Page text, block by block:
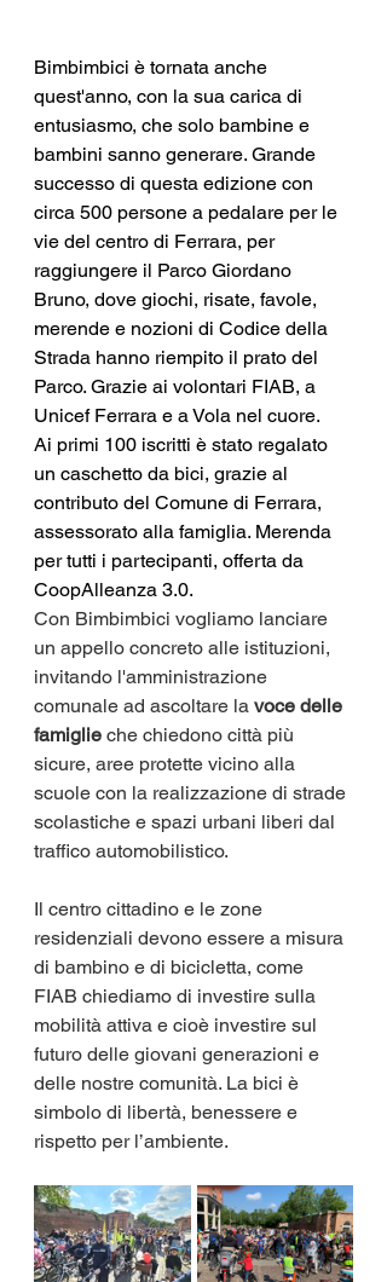
Bimbimbici è tornata anche
quest'anno, con la sua carica di
entusiasmo, che solo bambine e
bambini sanno generare. Grande
successo di questa edizione con
circa 500 persone a pedalare per le
vie del centro di Ferrara, per
raggiungere il Parco Giordano
Bruno, dove giochi, risate, favole,
merende e nozioni di Codice della
Strada hanno riempito il prato del
Parco. Grazie ai volontari FIAB, a
Unicef Ferrara e a Vola nel cuore.
Ai primi 100 iscritti è stato regalato
un caschetto da bici, grazie al
contributo del Comune di Ferrara,
assessorato alla famiglia. Merenda
per tutti i partecipanti, offerta da
CoopAlleanza 3.0.
Con Bimbimbici vogliamo lanciare
un appello concreto alle istituzioni,
invitando l'amministrazione
comunale ad ascoltare la voce delle
famiglie che chiedono città più
sicure, aree protette vicino alla
scuole con la realizzazione di strade
scolastiche e spazi urbani liberi dal
traffico automobilistico.
Il centro cittadino e le zone
residenziali devono essere a misura
di bambino e di bicicletta, come
FIAB chiediamo di investire sulla
mobilità attiva e cioè investire sul
futuro delle giovani generazioni e
delle nostre comunità. La bici è
simbolo di libertà, benessere e
rispetto per l’ambiente.